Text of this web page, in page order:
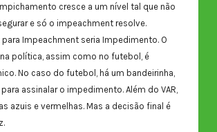
cresce a um nível tal que não
e só o impeachment resolve.
Impeachment seria Impedimento. O
política, assim como no futebol, é
No caso do futebol, há um bandeirinha,
assinalar o impedimento. Além do VAR,
azuis e vermelhas. Mas a decisão final é